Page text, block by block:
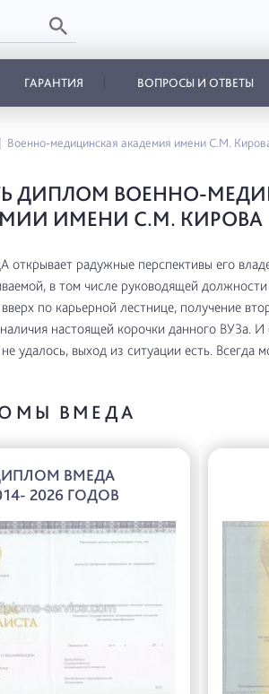
ГАРАНТИЯ ВОПРОСЫ И ОТВЕТЫ
Военно-медицинская академия имени С.М.
ДИПЛОМ ВОЕННО-
ИМЕНИ С.М. КИРОВА
радужные перспективы его
в том числе руководящей
по карьерной лестнице, получение
настоящей корочки данного ВУЗа.
удалось, выход из ситуации есть.
ВМЕДА
ВМЕДА
2026 ГОДОВ